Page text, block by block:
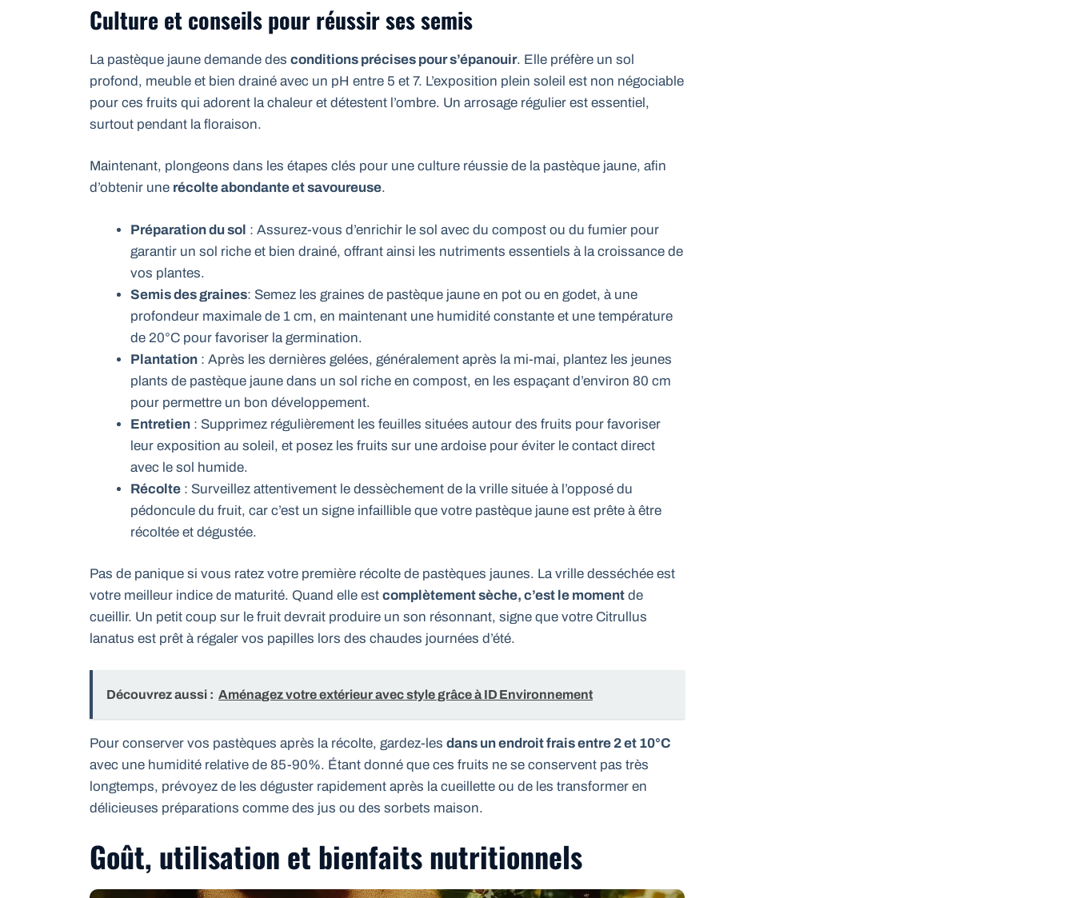
Culture et conseils pour réussir ses semis
La pastèque jaune demande des conditions précises pour s’épanouir. Elle préfère un sol
profond, meuble et bien drainé avec un pH entre 5 et 7. L’exposition plein soleil est non négociable
pour ces fruits qui adorent la chaleur et détestent l’ombre. Un arrosage régulier est essentiel,
surtout pendant la floraison.
Maintenant, plongeons dans les étapes clés pour une culture réussie de la pastèque jaune, afin
d’obtenir une récolte abondante et savoureuse.
Préparation du sol : Assurez-vous d’enrichir le sol avec du compost ou du fumier pour
garantir un sol riche et bien drainé, offrant ainsi les nutriments essentiels à la croissance de
vos plantes.
Semis des graines: Semez les graines de pastèque jaune en pot ou en godet, à une
profondeur maximale de 1 cm, en maintenant une humidité constante et une température
de 20°C pour favoriser la germination.
Plantation : Après les dernières gelées, généralement après la mi-mai, plantez les jeunes
plants de pastèque jaune dans un sol riche en compost, en les espaçant d’environ 80 cm
pour permettre un bon développement.
Entretien : Supprimez régulièrement les feuilles situées autour des fruits pour favoriser
leur exposition au soleil, et posez les fruits sur une ardoise pour éviter le contact direct
avec le sol humide.
Récolte : Surveillez attentivement le dessèchement de la vrille située à l’opposé du
pédoncule du fruit, car c’est un signe infaillible que votre pastèque jaune est prête à être
récoltée et dégustée.
Pas de panique si vous ratez votre première récolte de pastèques jaunes. La vrille desséchée est
votre meilleur indice de maturité. Quand elle est complètement sèche, c’est le moment de
cueillir. Un petit coup sur le fruit devrait produire un son résonnant, signe que votre Citrullus
lanatus est prêt à régaler vos papilles lors des chaudes journées d’été.
Découvrez aussi : Aménagez votre extérieur avec style grâce à ID Environnement
Pour conserver vos pastèques après la récolte, gardez-les dans un endroit frais entre 2 et 10°C
avec une humidité relative de 85-90%. Étant donné que ces fruits ne se conservent pas très
longtemps, prévoyez de les déguster rapidement après la cueillette ou de les transformer en
délicieuses préparations comme des jus ou des sorbets maison.
Goût, utilisation et bienfaits nutritionnels